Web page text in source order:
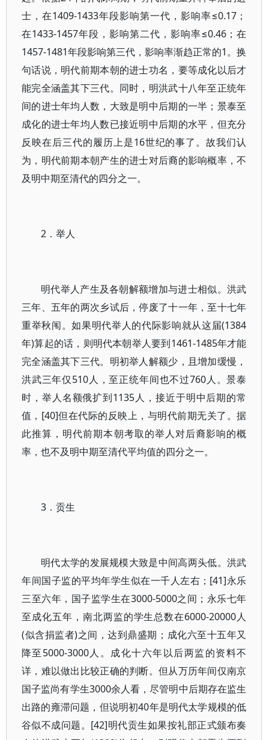
士，在1409-1433年段影响第一代，影响率≤0.17；
在1433-1457年段，影响第二代，影响率≤0.46；在
1457-1481年段影响第三代，影响率渐趋正常的1。换
句话说，明代前期本朝的进士功名，要等成化以后才
能完全涵盖其下三代。同时，明洪武十八年至正统年
间的进士年均人数，大致是明中后期的一半；景泰至
成化的进士年均人数已接近明中后期的水平，但充分
反映在后三代的履历上是16世纪的事了。故我们认
为，明代前期本朝产生的进士对后裔的影响概率，不
及明中期至清代的四分之一。
2．举人
明代举人产生及各朝解额增加与进士相似。洪武
三年、五年的两次乡试后，停废了十一年，至十七年
重举秋闱。如果明代举人的代际影响就从这届(1384
年)算起的话，则明代本朝举人要到1461-1485年才能
完全涵盖其下三代。明初举人解额少，且增加缓慢，
洪武三年仅510人，至正统年间也不过760人。景泰
时，举人名额俄扩到1135人，接近于明中后期的常
值，[40]但在代际的反映上，与明代前期无关了。据
此推算，明代前期本朝考取的举人对后裔影响的概
率，也不及明中期至清代平均值的四分之一。
3．贡生
明代太学的发展规模大致是中间高两头低。洪武
年间国子监的平均年学生似在一千人左右；[41]永乐
三至六年，国子监学生在3000-5000之间；永乐七年
至成化五年，南北两监的学生总数在6000-20000人
(似含捐监者)之间，达到鼎盛期；成化六至十五年又
降至5000-3000人。成化十六年以后两监的资料不
详，难以做出比较正确的判断。但从万历年间仅南京
国子监尚有学生3000余人看，尽管明中后期存在监生
出路的雍滞问题，但说明初40年是明代太学规模的低
谷似不成问题。[42]明代贡生如果按礼部正式颁布奏